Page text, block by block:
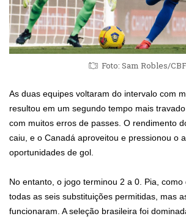
Foto: Sam Robles/CBF
As duas equipes voltaram do intervalo com
resultou em um segundo tempo mais
com muitos erros de passes. O rendimento
caiu, e o Canadá aproveitou e pressionou o
oportunidades de gol.
No entanto, o jogo terminou 2 a 0. Pia, como
todas as seis substituições permitidas, mas
funcionaram. A seleção brasileira foi